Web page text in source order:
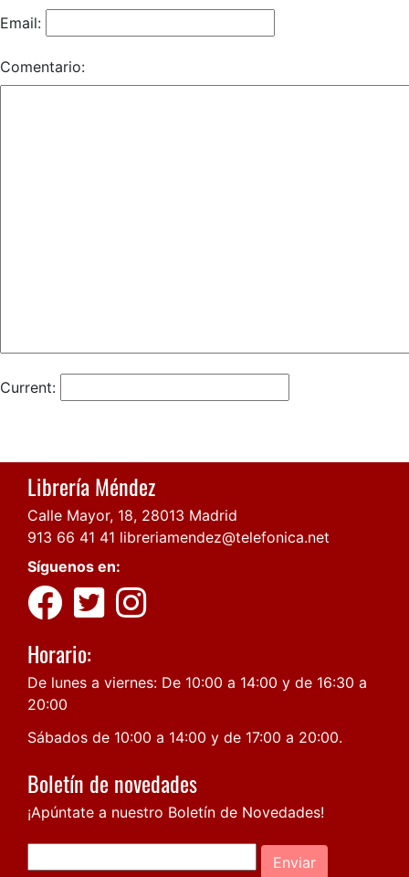
Email:
Comentario:
Current:
Librería Méndez
Calle Mayor, 18, 28013 Madrid
913 66 41 41 libreriamendez@telefonica.net
Síguenos en:
Horario:
De lunes a viernes: De 10:00 a 14:00 y de 16:30 a
20:00
Sábados de 10:00 a 14:00 y de 17:00 a 20:00.
Boletín de novedades
¡Apúntate a nuestro Boletín de Novedades!
Enviar